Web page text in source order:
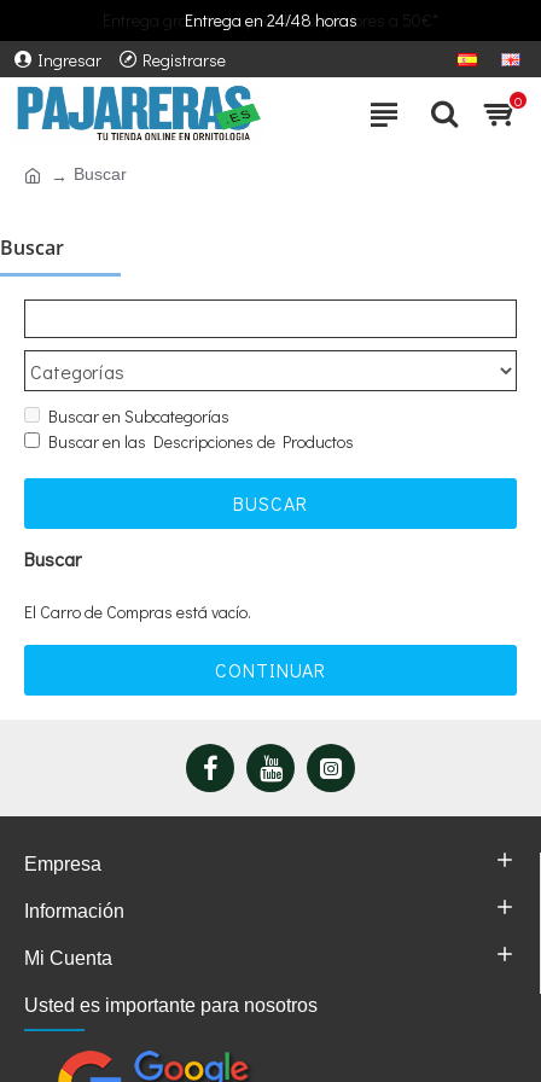
Entrega gratuita en pedidos superiores a 50€*
Entrega en 24/48 horas
Ingresar
Registrarse
0
Buscar
Buscar
Buscar en Subcategorías
Buscar en las Descripciones de Productos
BUSCAR
Buscar
El Carro de Compras está vacío.
CONTINUAR
Empresa
Información
Mi Cuenta
Usted es importante para nosotros